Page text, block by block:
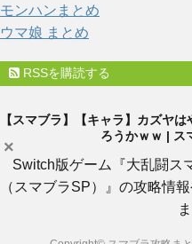
モンハンまとめ
ウマ娘 まとめ
RSSを購読する
×
【スマブラ】【キャラ】カズヤ
ろうかｗｗ | ス
Switch版ゲーム『大乱闘ス
（スマブラSP）』の攻略情